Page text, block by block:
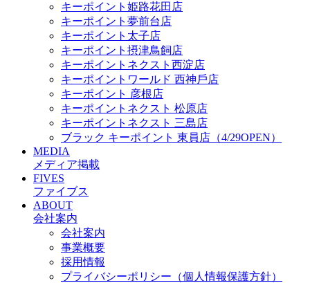
キーポイント姫路花田店
キーポイント夢前台店
キーポイント太子店
キーポイント摂津鳥飼店
キーポイントネクスト西淀店
キーポイントワールド ⻄神戶店
キーポイント 彦根店
キーポイントネクスト 松原店
キーポイントネクスト 三島店
ブラック キーポイント 東員店（4/29OPEN）
MEDIA
メディア掲載
FIVES
ファイブス
ABOUT
会社案内
会社案内
事業概要
採用情報
プライバシーポリシー（個人情報保護方針）